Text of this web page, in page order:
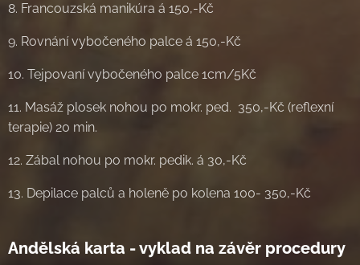
8. Francouzská manikúra á 150,-Kč
9. Rovnání vybočeného palce á 150,-Kč
10. Tejpovaní vybočeného palce 1cm/5Kč
11. Masáž plosek nohou po mokr. ped. 350,-Kč (reflexní
terapie) 20 min.
12. Zábal nohou po mokr. pedik. á 30,-Kč
13. Depilace palců a holeně po kolena 100- 350,-Kč
Andělská karta - vyklad na závěr procedury